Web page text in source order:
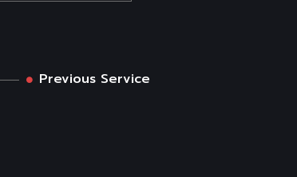
Previous Service